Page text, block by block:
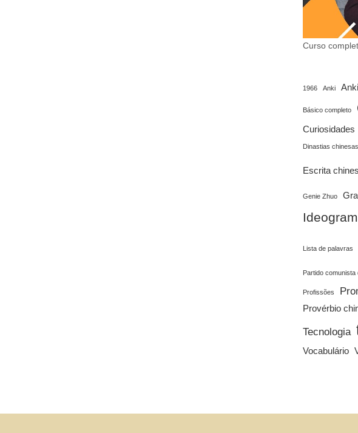
Curso
1966 Anki
Básico completo
Curiosidades
Dinastias chinesas
Escrita
Genie Zhuo
Lista de palavras
Partido comunista
Profissões
Provérbio
Tecnologia
Vocabulário